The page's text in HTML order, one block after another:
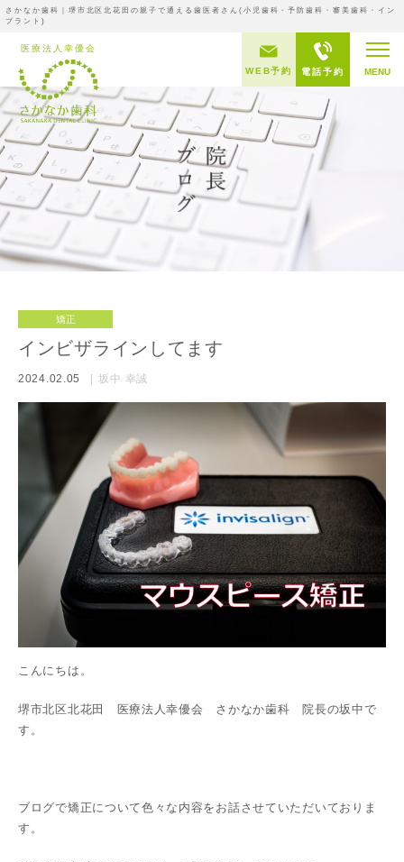
さかなか歯科｜堺市北区北花田の親子で通える歯医者さん(小児歯科・予防歯科・審美歯科・イン
プラント)
MENU
電話予約
WEB予約
矯正
インビザラインしてます
2024.02.05 坂中 幸誠
こんにちは。
堺市北区北花田 医療法人幸優会 さかなか歯科 院長の坂中で
す。
ブログで矯正について色々な内容をお話させていただいておりま
す。